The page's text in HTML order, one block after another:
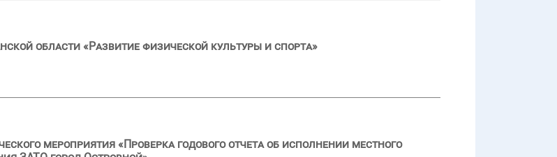
области «Развитие физической культуры и спорта»
мероприятия «Проверка годового отчета об исполнении местного